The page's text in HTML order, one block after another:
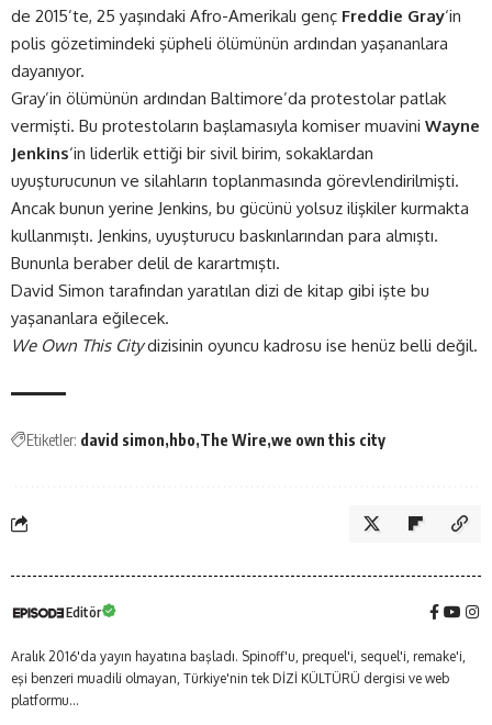
de 2015’te, 25 yaşındaki Afro-Amerikalı genç Freddie Gray‘in
polis gözetimindeki şüpheli ölümünün ardından yaşananlara
dayanıyor.
Gray’in ölümünün ardından Baltimore’da protestolar patlak
vermişti. Bu protestoların başlamasıyla komiser muavini Wayne
Jenkins‘in liderlik ettiği bir sivil birim, sokaklardan
uyuşturucunun ve silahların toplanmasında görevlendirilmişti.
Ancak bunun yerine Jenkins, bu gücünü yolsuz ilişkiler kurmakta
kullanmıştı. Jenkins, uyuşturucu baskınlarından para almıştı.
Bununla beraber delil de karartmıştı.
David Simon tarafından yaratılan dizi de kitap gibi işte bu
yaşananlara eğilecek.
We Own This Citydizisinin oyuncu kadrosu ise henüz belli değil.
Etiketler: david simon hbo The Wire we own this city
Editör
Aralık 2016'da yayın hayatına başladı. Spinoff'u, prequel'i, sequel'i, remake'i,
eşi benzeri muadili olmayan, Türkiye'nin tek DİZİ KÜLTÜRÜ dergisi ve web
platformu...